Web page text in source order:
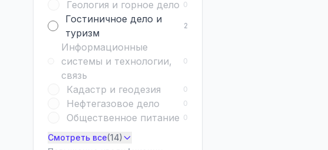
Геология и горное дело 0
Гостиничное дело и
туризм
2
Информационные
системы и технологии,
связь
0
Кадастр и геодезия 0
Нефтегазовое дело 0
Общественное питание 0
Смотреть все(14)